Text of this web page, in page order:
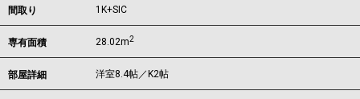
間取り 1K+SIC
専有面積 28.02m2
部屋詳細 洋室8.4帖／K2帖